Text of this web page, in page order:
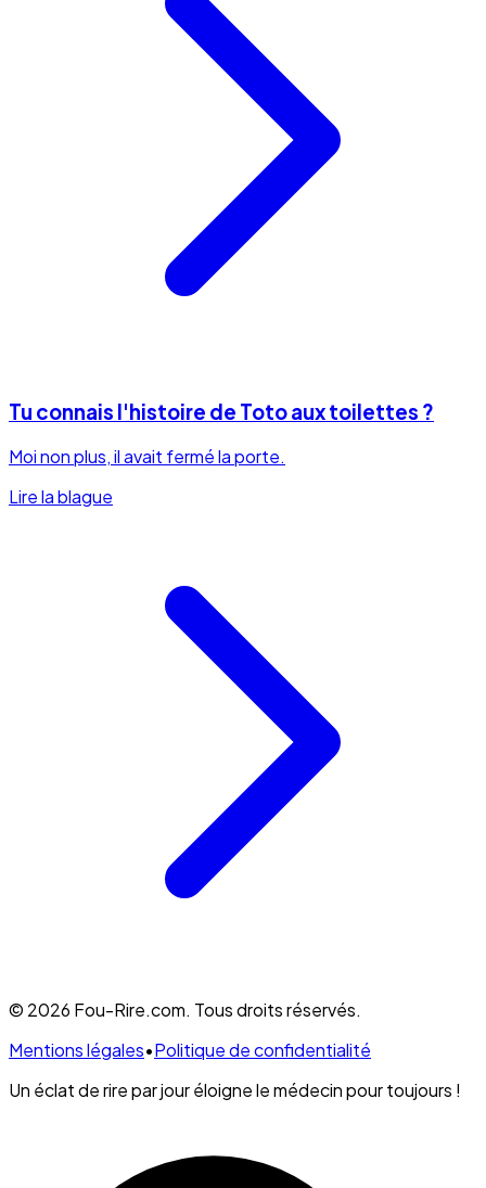
Tu connais l'histoire de Toto aux toilettes ?
Moi non plus, il avait fermé la porte.
Lire la blague
© 2026 Fou-Rire.com. Tous droits réservés.
Mentions légales•Politique de confidentialité
Un éclat de rire par jour éloigne le médecin pour toujours !